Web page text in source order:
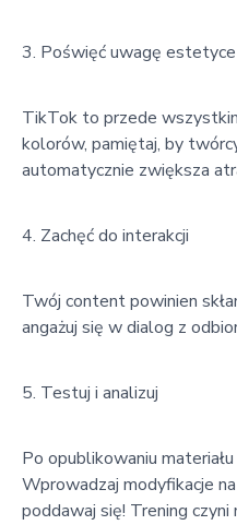
Poświęć uwagę estetyce
TikTok to przede
kolorów, pamiętaj, by
automatycznie zwiększa
Zachęć do interakcji
Twój content powinien
angażuj się w dialog z
Testuj i analizuj
Po opublikowaniu
Wprowadzaj modyfikacje
poddawaj się! Trening